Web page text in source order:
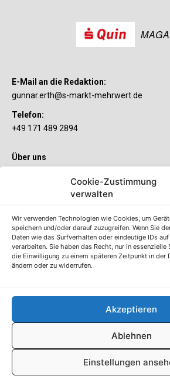
Cookie-Zustimmung
verwalten
Wir verwenden Technologien wie Cookies, um
speichern und/oder darauf zuzugreifen. Wenn Sie
Daten wie das Surfverhalten oder eindeutige IDs
verarbeiten. Sie haben das Recht, nur in essenzielle
die Einwilligung zu einem späteren Zeitpunkt in der
ändern oder zu widerrufen.
Akzeptieren
Ablehnen
Einstellungen
E-Mail an die Redaktion:
gunnar.erth@s-markt-mehrwert.de
Telefon:
+49 171 489 2894
Über uns
Sie wollen mehr als ein gewöhnliches
S-Quin Konto genau das Richtige für Sie.
etliche Inklusivleistungen. Im S-Quin
immer, was es Neues gibt.
Die S-Quin
Erklärung zur
© S-Markt & Mehrwert & Sparkasse Neuss,